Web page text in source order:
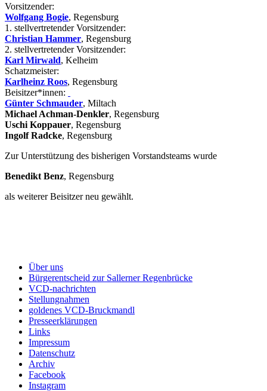
Vorsitzender:
Wolfgang Bogie, Regensburg
1. stellvertretender Vorsitzender:
Christian Hammer, Regensburg
2. stellvertretender Vorsitzender:
Karl Mirwald, Kelheim
Schatzmeister:
Karlheinz Roos, Regensburg
Beisitzer*innen:
Günter Schmauder, Miltach
Michael Achman-Denkler, Regensburg
Uschi Koppauer, Regensburg
Ingolf Radcke, Regensburg
Zur Unterstützung des bisherigen Vorstandsteams wurde
Benedikt Benz, Regensburg
als weiterer Beisitzer neu gewählt.
Über uns
Bürgerentscheid zur Sallerner Regenbrücke
VCD-nachrichten
Stellungnahmen
goldenes VCD-Bruckmandl
Presseerklärungen
Links
Impressum
Datenschutz
Archiv
Facebook
Instagram